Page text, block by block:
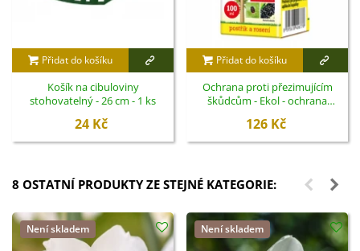
Přidat do košíku
Košík na cibuloviny
stohovatelný - 26 cm - 1 ks
24 Kč
Přidat do košíku
Ochrana proti přezimujícím
škůdcům - Ekol - ochrana
126 Kč
8 OSTATNÍ PRODUKTY ZE STEJNÉ KATEGORIE:
Není skladem Není skladem